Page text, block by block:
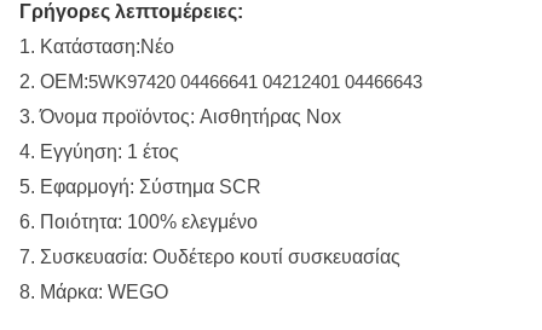
Γρήγορες λεπτομέρειες:
1. Κατάσταση:Νέο
2. OEM:5WK97420 04466641 04212401 04466643
3.Όνομα προϊόντος: Αισθητήρας Nox
4. Εγγύηση: 1 έτος
5. Εφαρμογή: Σύστημα SCR
6. Ποιότητα: 100% ελεγμένο
7. Συσκευασία: Ουδέτερο κουτί συσκευασίας
8. Μάρκα: WEGO